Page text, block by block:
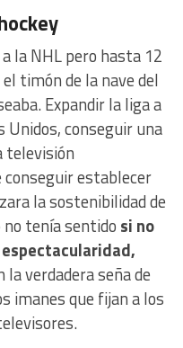
la NHL pero hasta 12
timón de la nave del
Expandir la liga a
conseguir una
televisión
establecer
la sostenibilidad de
tenía sentido si no
la verdadera seña de
imanes que fijan a los